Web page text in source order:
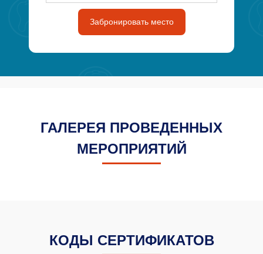
Забронировать место
ГАЛЕРЕЯ ПРОВЕДЕННЫХ
МЕРОПРИЯТИЙ
КОДЫ СЕРТИФИКАТОВ